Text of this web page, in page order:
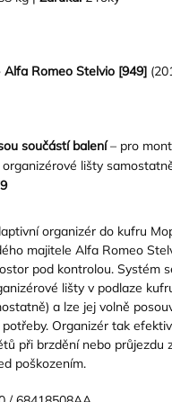
Alfa Romeo Stelvio [949]
součástí balení– pro
lišty
organizér do kufru
majitele Alfa Romeo
pod kontrolou. Systém
lišty v podlaze
a lze jej volně
Organizér tak
při brzdění nebo průjezdu
poškozením.